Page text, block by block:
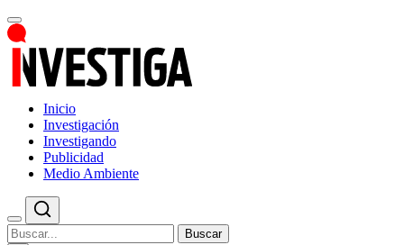
Inicio
Investigación
Investigando
Publicidad
Medio Ambiente
Buscar